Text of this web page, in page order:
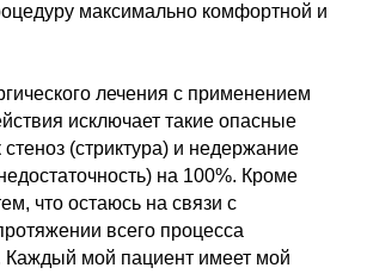
максимально комфортной и
лечения с применением
исключает такие опасные
(стриктура) и недержание
на 100%. Кроме
что остаюсь на связи с
всего процесса
Каждый мой пациент имеет мой